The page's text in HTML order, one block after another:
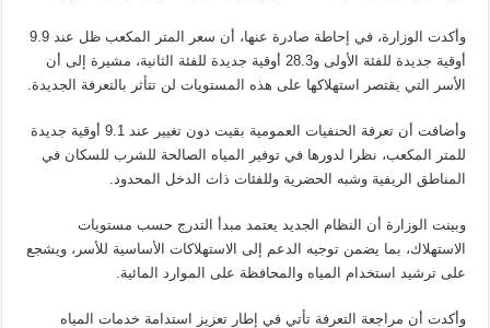
مترا
مكعبا
مغلقة
وأكدت الوزارة، في إحاطة صادرة عنها، أن سعر المتر المكعب ظل عند 9.9
أوقية جديدة للفئة الأولى و28.3 أوقية جديدة للفئة الثانية، مشيرة إلى أن
الأسر التي يقتصر استهلاكها على هذه المستويات لن تتأثر بالتعرفة الجديدة.
وأضافت أن تعرفة الحنفيات العمومية بقيت دون تغيير عند 9.1 أوقية جديدة
للمتر المكعب، نظرا لدورها في توفير المياه الصالحة للشرب للسكان في
المناطق الريفية وشبه الحضرية وللفئات ذات الدخل المحدود.
وبينت الوزارة أن النظام الجديد يعتمد مبدأ التدرج حسب مستويات
الاستهلاك، بما يضمن توجيه الدعم إلى الاستهلاكات الأساسية للأسر، ويشجع
على ترشيد استخدام المياه والمحافظة على الموارد المائية.
وأكدت أن مراجعة التعرفة تأتي في إطار تعزيز استدامة خدمات المياه